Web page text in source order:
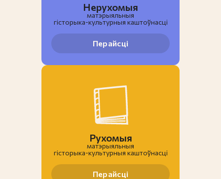
Нерухомыя
матэрыяльныя
гiсторыка-культурныя каштоўнасці
Перайсці
Рухомыя
матэрыяльныя
гiсторыка-культурныя каштоўнасці
Перайсці